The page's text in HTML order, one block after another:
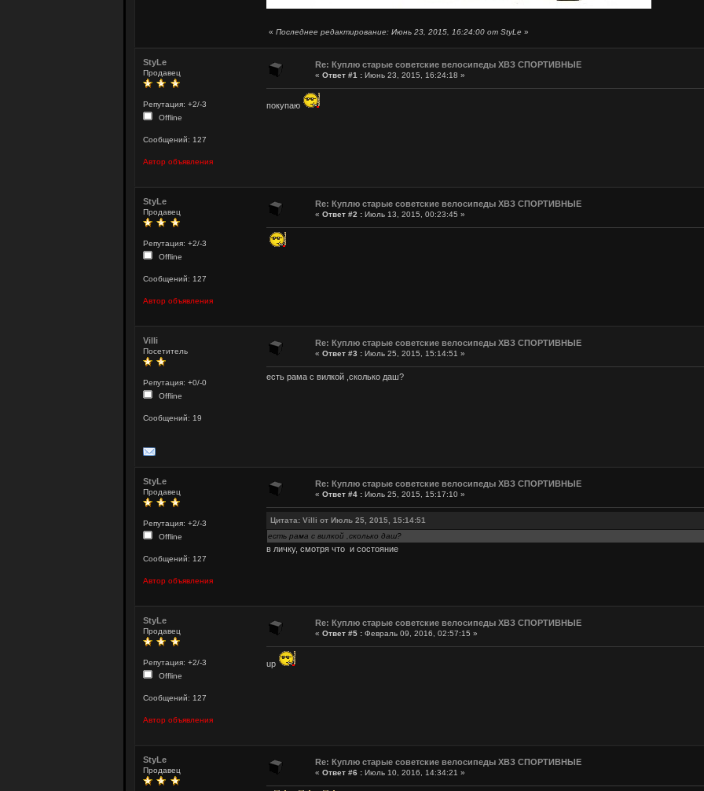
« Последнее редактирование: Июнь 23, 2015, 16:24:00 от StyLe »
StyLe
Продавец
Репутация: +2/-3
Offline
Сообщений: 127
Автор объявления
Re: Куплю старые советские велосипеды ХВЗ СПОРТИВНЫЕ
« Ответ #1 : Июнь 23, 2015, 16:24:18 »
покупаю
StyLe
Продавец
Репутация: +2/-3
Offline
Сообщений: 127
Автор объявления
Re: Куплю старые советские велосипеды ХВЗ СПОРТИВНЫЕ
« Ответ #2 : Июль 13, 2015, 00:23:45 »
Villi
Посетитель
Репутация: +0/-0
Offline
Сообщений: 19
Re: Куплю старые советские велосипеды ХВЗ СПОРТИВНЫЕ
« Ответ #3 : Июль 25, 2015, 15:14:51 »
есть рама с вилкой ,сколько даш?
StyLe
Продавец
Репутация: +2/-3
Offline
Сообщений: 127
Автор объявления
Re: Куплю старые советские велосипеды ХВЗ СПОРТИВНЫЕ
« Ответ #4 : Июль 25, 2015, 15:17:10 »
Цитата: Villi от Июль 25, 2015, 15:14:51
есть рама с вилкой ,сколько даш?
в личку, смотря что и состояние
StyLe
Продавец
Репутация: +2/-3
Offline
Сообщений: 127
Автор объявления
Re: Куплю старые советские велосипеды ХВЗ СПОРТИВНЫЕ
« Ответ #5 : Февраль 09, 2016, 02:57:15 »
up
StyLe
Продавец
Re: Куплю старые советские велосипеды ХВЗ СПОРТИВНЫЕ
« Ответ #6 : Июль 10, 2016, 14:34:21 »